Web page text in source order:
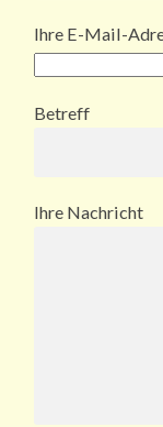
Ihre E-Mail-
Betreff
Ihre Nachricht